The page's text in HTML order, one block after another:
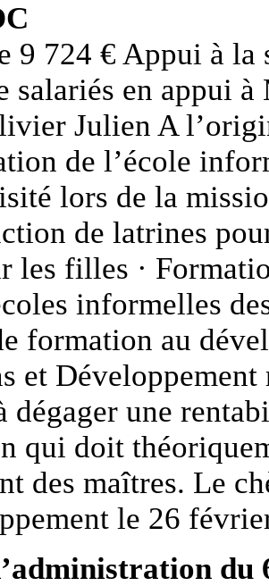
9 724 € Appui à la
salariés en appui
Julien A
de l’école
lors de la
de latrines
les filles ·
informelles
formation au
et
dégager une
qui doit
des maîtres. Le
le 26
du